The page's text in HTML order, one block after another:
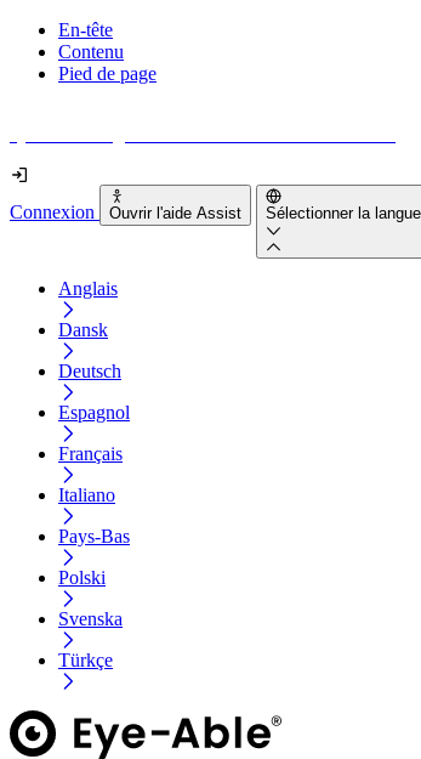
En-tête
Contenu
Pied de page
Connexion Ouvrir l'aide Assist Sélectionner la langue
Anglais
Dansk
Deutsch
Espagnol
Français
Italiano
Pays-Bas
Polski
Svenska
Türkçe